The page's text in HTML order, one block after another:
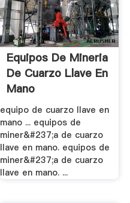
Equipos De Mineria
De Cuarzo Llave En
Mano
equipo de cuarzo llave en
mano ... equipos de
miner&#237;a de cuarzo
llave en mano. equipos de
miner&#237;a de cuarzo
llave en mano. ...